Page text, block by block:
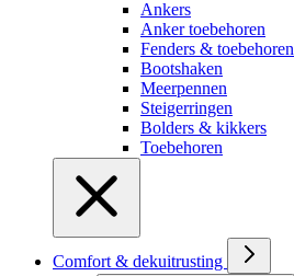
Ankers
Anker toebehoren
Fenders & toebehoren
Bootshaken
Meerpennen
Steigerringen
Bolders & kikkers
Toebehoren
Comfort & dekuitrusting